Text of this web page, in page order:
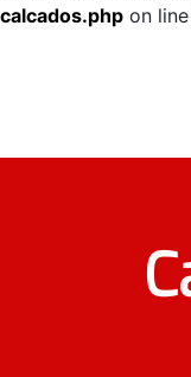
calcados.php on line